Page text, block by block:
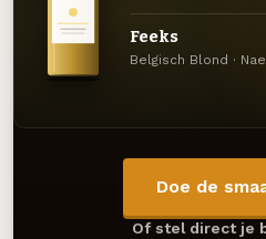
Feeks
Belgisch Blond ·
Doe de
Of stel direct je